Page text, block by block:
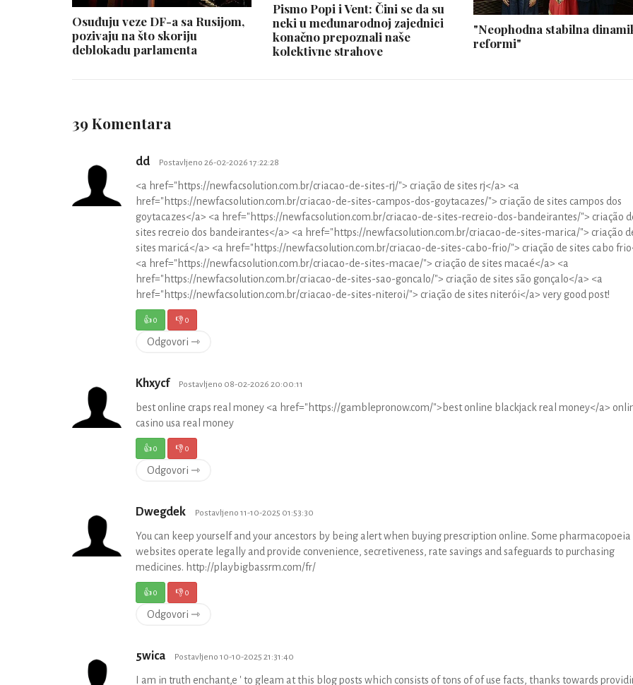
Osuđuju veze DF-a sa Rusijom,
pozivaju na što skoriju
deblokadu parlamenta
Pismo Popi i Vent: Čini se da su
neki u međunarodnoj zajednici
konačno prepoznali naše
kolektivne strahove
"Neophodna stabilna
reformi"
39 Komentara
dd Postavljeno 26-02-2026 17:22:28
<a href="https://newfacsolution.com.br/criacao-de-sites-rj/"> criação de sites rj</a> <a
href="https://newfacsolution.com.br/criacao-de-sites-campos-dos-goytacazes/"> criação de sites campos dos
goytacazes</a> <a href="https://newfacsolution.com.br/criacao-de-sites-recreio-dos-bandeirantes/"> criação
sites recreio dos bandeirantes</a> <a href="https://newfacsolution.com.br/criacao-de-sites-marica/"> criação
sites maricá</a> <a href="https://newfacsolution.com.br/criacao-de-sites-cabo-frio/"> criação de sites cabo
<a href="https://newfacsolution.com.br/criacao-de-sites-macae/"> criação de sites macaé</a> <a
href="https://newfacsolution.com.br/criacao-de-sites-sao-goncalo/"> criação de sites são gonçalo</a> <a
href="https://newfacsolution.com.br/criacao-de-sites-niteroi/"> criação de sites niterói</a> very good post!
👍0 👎0
Odgovori ⇾
Khxycf Postavljeno 08-02-2026 20:00:11
best online craps real money <a href="https://gamblepronow.com/">best online blackjack real money</a>
casino usa real money
👍0 👎0
Odgovori ⇾
Dwegdek Postavljeno 11-10-2025 01:53:30
You can keep yourself and your ancestors by being alert when buying prescription online. Some pharmacopoeia
websites operate legally and provide convenience, secretiveness, rate savings and safeguards to purchasing
medicines. http://playbigbassrm.com/fr/
👍0 👎0
Odgovori ⇾
5wica Postavljeno 10-10-2025 21:31:40
I am in truth enchant‚e ' to gleam at this blog posts which consists of tons of of use facts, thanks towards